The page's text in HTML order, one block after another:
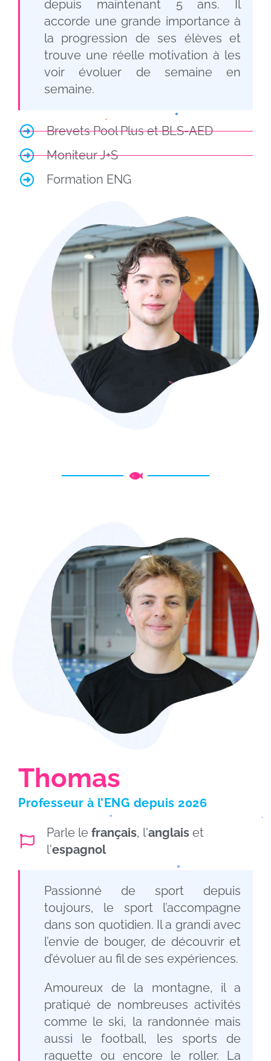
depuis maintenant 5 ans. Il
accorde une grande importance à
la progression de ses élèves et
trouve une réelle motivation à les
voir évoluer de semaine en
semaine.
Brevets Pool Plus et BLS-AED
Moniteur J+S
Formation ENG
Thomas
Professeur à l’ENG depuis 2026
Parle le français, l'anglais et
l'espagnol
Passionné de sport depuis
toujours, le sport l’accompagne
dans son quotidien. Il a grandi avec
l’envie de bouger, de découvrir et
d’évoluer au fil de ses expériences.
Amoureux de la montagne, il a
pratiqué de nombreuses activités
comme le ski, la randonnée mais
aussi le football, les sports de
raquette ou encore le roller. La